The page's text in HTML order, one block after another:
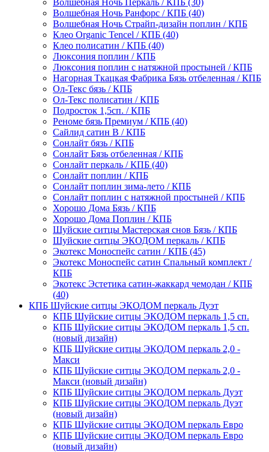
Волшебная Ночь Ранфорс / КПБ (40)
Волшебная Ночь Страйп-дизайн поплин / КПБ
Клео Organic Tencel / КПБ (40)
Клео полисатин / КПБ (40)
Люксония поплин / КПБ
Люксония поплин с натяжной простыней / КПБ
Нагорная Ткацкая Фабрика Бязь отбеленная / КПБ
Ол-Текс бязь / КПБ
Ол-Текс полисатин / КПБ
Подросток 1,5сп. / КПБ
Реноме бязь Премиум / КПБ (40)
Сайлид сатин B / КПБ
Сонлайт бязь / КПБ
Сонлайт Бязь отбеленная / КПБ
Сонлайт перкаль / КПБ (40)
Сонлайт поплин / КПБ
Сонлайт поплин зима-лето / КПБ
Сонлайт поплин с натяжной простыней / КПБ
Хорошо Дома Бязь / КПБ
Хорошо Дома Поплин / КПБ
Шуйские ситцы Мастерская снов Бязь / КПБ
Шуйские ситцы ЭКОДОМ перкаль / КПБ
Экотекс Моноспейс сатин / КПБ (45)
Экотекс Моноспейс сатин Спальный комплект /
КПБ
Экотекс Эстетика сатин-жаккард чемодан / КПБ
(40)
КПБ Шуйские ситцы ЭКОДОМ перкаль Дуэт
КПБ Шуйские ситцы ЭКОДОМ перкаль 1,5 сп.
КПБ Шуйские ситцы ЭКОДОМ перкаль 1,5 сп.
(новый дизайн)
КПБ Шуйские ситцы ЭКОДОМ перкаль 2,0 -
Макси
КПБ Шуйские ситцы ЭКОДОМ перкаль 2,0 -
Макси (новый дизайн)
КПБ Шуйские ситцы ЭКОДОМ перкаль Дуэт
КПБ Шуйские ситцы ЭКОДОМ перкаль Дуэт
(новый дизайн)
КПБ Шуйские ситцы ЭКОДОМ перкаль Евро
КПБ Шуйские ситцы ЭКОДОМ перкаль Евро
(новый дизайн)